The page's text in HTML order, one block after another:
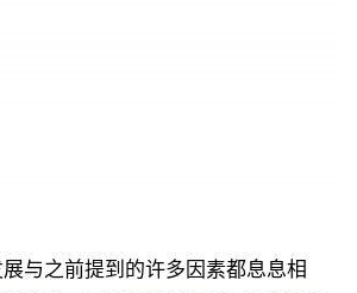
与之前提到的许多因素都息息相